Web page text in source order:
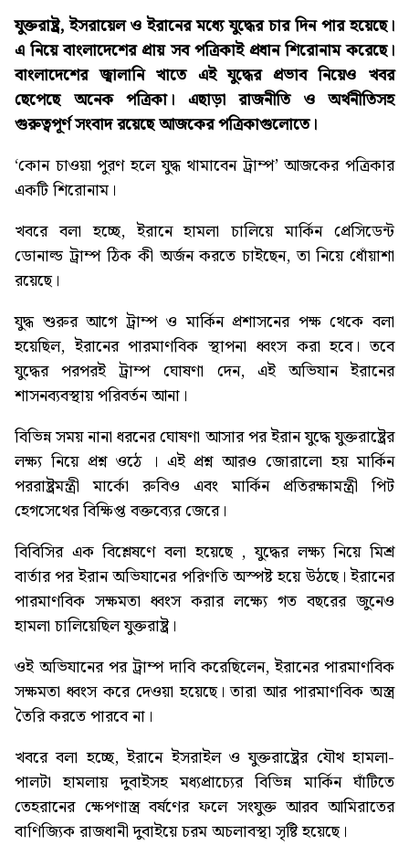
যুক্তরাষ্ট্র, ইসরায়েল ও ইরানের মধ্যে যুদ্ধের চার দিন পার হয়েছে।
এ নিয়ে বাংলাদেশের প্রায় সব পত্রিকাই প্রধান শিরোনাম করেছে।
বাংলাদেশের জ্বালানি খাতে এই যুদ্ধের প্রভাব নিয়েও খবর
ছেপেছে অনেক পত্রিকা। এছাড়া রাজনীতি ও অর্থনীতিসহ
গুরুত্বপূর্ণ সংবাদ রয়েছে আজকের পত্রিকাগুলোতে।
‘কোন চাওয়া পুরণ হলে যুদ্ধ থামাবেন ট্রাম্প’আজকের পত্রিকার
একটি শিরোনাম।
খবরে বলা হচ্ছে, ইরানে হামলা চালিয়ে মার্কিন প্রেসিডেন্ট
ডোনাল্ড ট্রাম্প ঠিক কী অর্জন করতে চাইছেন, তা নিয়ে ধোঁয়াশা
রয়েছে।
যুদ্ধ শুরুর আগে ট্রাম্প ও মার্কিন প্রশাসনের পক্ষ থেকে বলা
হয়েছিল, ইরানের পারমাণবিক স্থাপনা ধ্বংস করা হবে। তবে
যুদ্ধের পরপরই ট্রাম্প ঘোষণা দেন, এই অভিযান ইরানের
শাসনব্যবস্থায় পরিবর্তন আনা।
বিভিন্ন সময় নানা ধরনের ঘোষণা আসার পর ইরান যুদ্ধে যুক্তরাষ্ট্রের
লক্ষ্য নিয়ে প্রশ্ন ওঠে । এই প্রশ্ন আরও জোরালো হয় মার্কিন
পররাষ্ট্রমন্ত্রী মার্কো রুবিও এবং মার্কিন প্রতিরক্ষামন্ত্রী পিট
হেগসেথের বিক্ষিপ্ত বক্তব্যের জেরে।
বিবিসির এক বিশ্লেষণে বলা হয়েছে , যুদ্ধের লক্ষ্য নিয়ে মিশ্র
বার্তার পর ইরান অভিযানের পরিণতি অস্পষ্ট হয়ে উঠছে। ইরানের
পারমাণবিক সক্ষমতা ধ্বংস করার লক্ষ্যে গত বছরের জুনেও
হামলা চালিয়েছিল যুক্তরাষ্ট্র।
ওই অভিযানের পর ট্রাম্প দাবি করেছিলেন, ইরানের পারমাণবিক
সক্ষমতা ধ্বংস করে দেওয়া হয়েছে। তারা আর পারমাণবিক অস্ত্র
তৈরি করতে পারবে না।
খবরে বলা হচ্ছে, ইরানে ইসরাইল ও যুক্তরাষ্ট্রের যৌথ হামলা-
পালটা হামলায় দুবাইসহ মধ্যপ্রাচ্যের বিভিন্ন মার্কিন ঘাঁটিতে
তেহরানের ক্ষেপণাস্ত্র বর্ষণের ফলে সংযুক্ত আরব আমিরাতের
বাণিজ্যিক রাজধানী দুবাইয়ে চরম অচলাবস্থা সৃষ্টি হয়েছে।